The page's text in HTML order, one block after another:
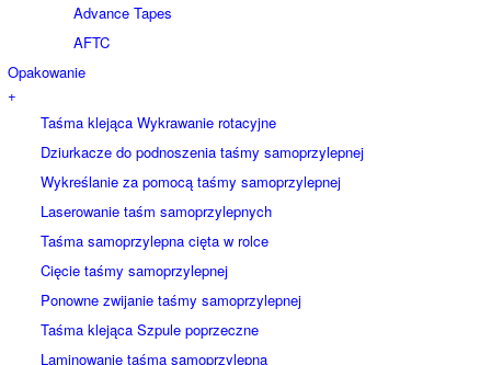
Advance Tapes
AFTC
Opakowanie
+
Taśma klejąca Wykrawanie rotacyjne
Dziurkacze do podnoszenia taśmy samoprzylepnej
Wykreślanie za pomocą taśmy samoprzylepnej
Laserowanie taśm samoprzylepnych
Taśma samoprzylepna cięta w rolce
Cięcie taśmy samoprzylepnej
Ponowne zwijanie taśmy samoprzylepnej
Taśma klejąca Szpule poprzeczne
Laminowanie taśmą samoprzylepną